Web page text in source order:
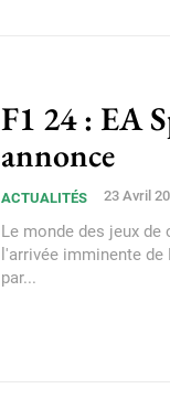
F1 24 : EA
annonce
ACTUALITÉS 23 Avril
Le monde des jeux
l'arrivée imminente
par...